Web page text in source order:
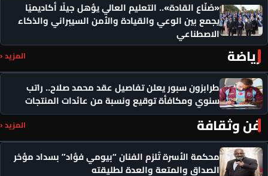
«صُنّاع القادة».. التعليم العالي يؤهل جيلًا أكاديميًا
يجمع بين الوعي والقيادة والأمن السيبراني والذكاء
الاصطناعي
رياضة المزيد ‹
طرابزون سبور يعلن تفاصيل عقد محمد صلاح.. راتب
سنوي ومكافأة توقيع ونسبة من عائدات المنتجات
فن وثقافة المزيد ‹
محكمة الأسرة تُلزم الفنان “بيومي فؤاد” بسداد مؤخر
الصداق والمتعة والعدة لطليقته